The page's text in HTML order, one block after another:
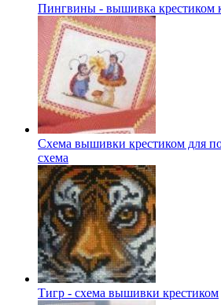
Пингвины - вышивка крестиком
Схема вышивки крестиком для
схема
Тигр - схема вышивки крестиком